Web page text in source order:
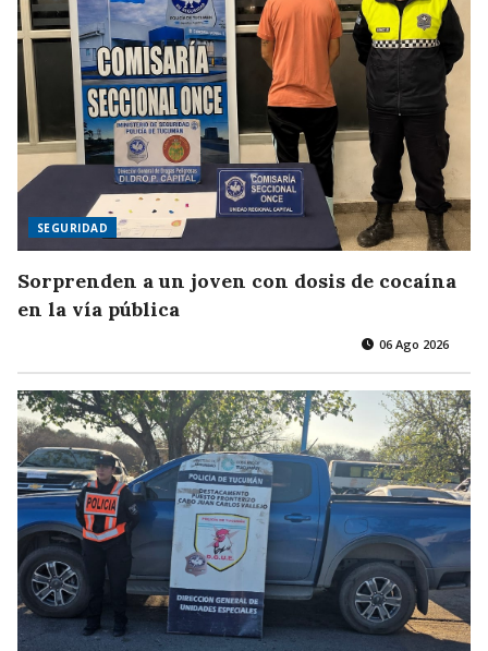
SEGURIDAD
Sorprenden a un joven con dosis de cocaína
en la vía pública
06 Ago 2026